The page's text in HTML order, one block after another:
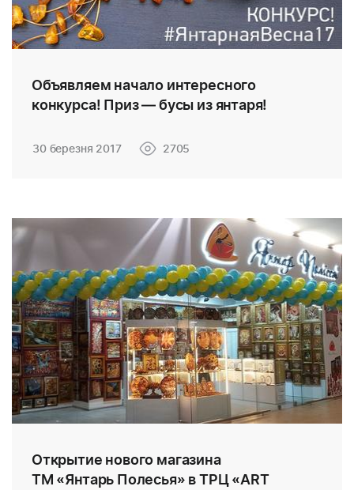
Объявляем начало интересного
конкурса! Приз — бусы из янтаря!
30 березня 2017 2705
Открытие нового магазина
ТМ «Янтарь Полесья» в ТРЦ «ART